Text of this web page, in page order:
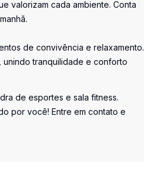
valorizam cada ambiente. Conta
de convivência e relaxamento.
tranquilidade e conforto
de esportes e sala fitness.
por você! Entre em contato e